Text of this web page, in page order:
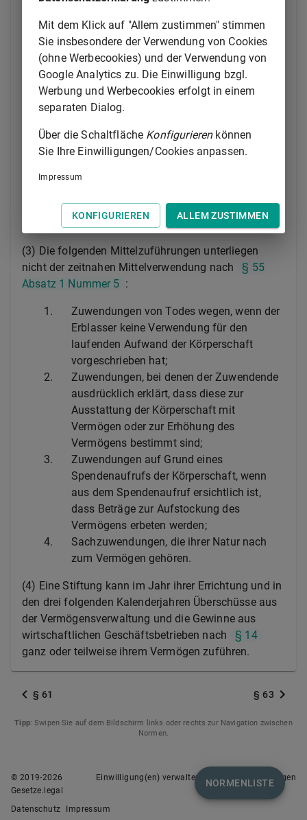
prozentualen Beteiligung an
Kapitalgesellschaften zuführen, wobei die
Höhe dieser Rücklage die Höhe der
Rücklage nach Nummer 3 mindert.
(2) Die Bildung von Rücklagen nach Absatz 1 hat
Satz 3 zu erfolgen. Rücklagen nach Absatz 1
Nummer 1, 2 und 4 sind unverzüglich aufzulösen,
sobald der Grund für die Rücklagenbildung entfallen
§ 55 Absatz 1 Nummer 5 Satz 3 zu
verwenden.
(3) Die folgenden Mittelzuführungen unterliegen
nicht der zeitnahen Mittelverwendung nach
§ 55
Absatz 1 Nummer 5 :
1.
Zuwendungen von Todes wegen, wenn der
Erblasser keine Verwendung für den
laufenden Aufwand der Körperschaft
vorgeschrieben hat;
2.
Zuwendungen, bei denen der Zuwendende
ausdrücklich erklärt, dass diese zur
Ausstattung der Körperschaft mit
Vermögen oder zur Erhöhung des
Vermögens bestimmt sind;
3.
Zuwendungen auf Grund eines
Spendenaufrufs der Körperschaft, wenn
aus dem Spendenaufruf ersichtlich ist,
dass Beträge zur Aufstockung des
Vermögens erbeten werden;
4.
Sachzuwendungen, die ihrer Natur nach
zum Vermögen gehören.
(4) Eine Stiftung kann im Jahr ihrer Errichtung und in
den drei folgenden Kalenderjahren Überschüsse aus
der Vermögensverwaltung und die Gewinne aus
wirtschaftlichen Geschäftsbetrieben nach
§ 14
ganz oder teilweise ihrem Vermögen zuführen.
§ 61 § 63
Tipp: Swipen Sie auf dem Bildschirm links oder rechts zur Navigation zwischen
Normen.
NORMENLISTE
© 2019-2026
Gesetze.legal
Einwilligung(en) verwalten Nutzungsbedingungen
Datenschutz Impressum
Mit dem Klick auf "Allem zustimmen" stimmen
Sie insbesondere der Verwendung von Cookies
(ohne Werbecookies) und der Verwendung von
Google Analytics zu. Die Einwilligung bzgl.
Werbung und Werbecookies erfolgt in einem
separaten Dialog.
Über die Schaltfläche Konfigurierenkönnen
Sie Ihre Einwilligungen/Cookies anpassen.
Impressum
KONFIGURIEREN ALLEM ZUSTIMMEN